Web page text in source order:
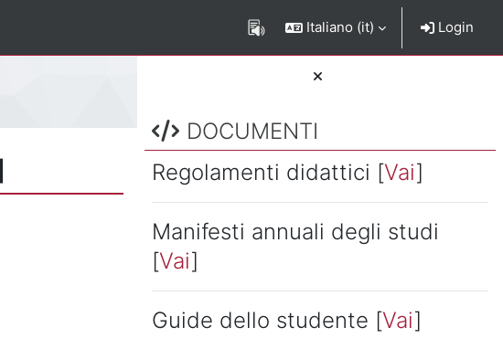
Italiano ‎(it)‎ Login
Blocchi
Salta DOCUMENTI
DOCUMENTI
Regolamenti didattici [Vai]
Manifesti annuali degli studi
[Vai]
Guide dello studente [Vai]